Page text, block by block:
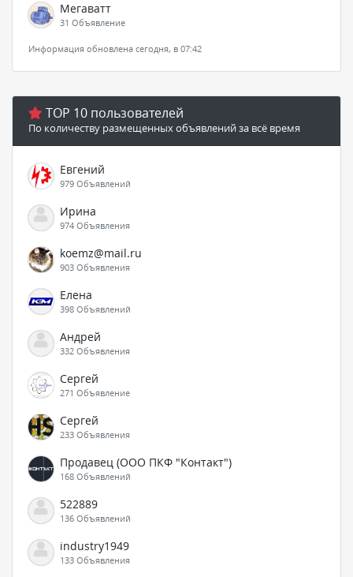
Мегаватт
31 Объявление
Информация обновлена сегодня, в 07:42
TOP 10 пользователей
По количеству размещенных объявлений за всё время
Евгений
979 Объявлений
Ирина
974 Объявления
koemz@mail.ru
903 Объявления
Елена
398 Объявлений
Андрей
332 Объявления
Сергей
271 Объявление
Сергей
233 Объявления
Продавец (ООО ПКФ "Контакт")
168 Объявлений
522889
136 Объявлений
industry1949
133 Объявления